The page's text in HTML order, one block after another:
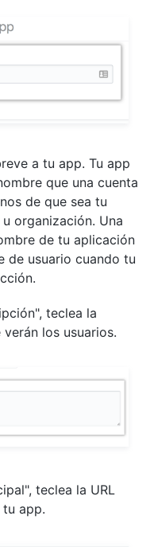
a tu app. Tu app
que una cuenta
de que sea tu
organización. Una
de tu aplicación
de usuario cuando tu
teclea la
los usuarios.
teclea la URL
app.